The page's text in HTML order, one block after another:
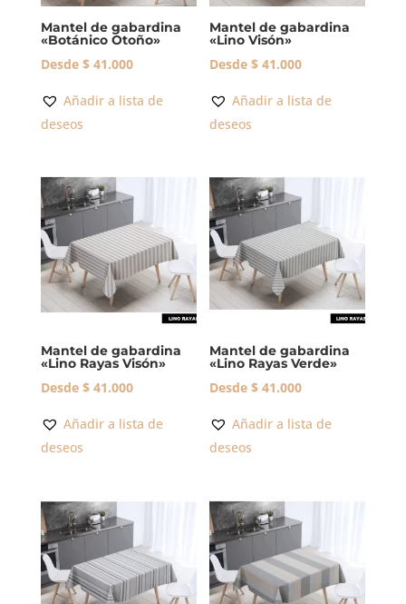
Mantel de gabardina
«Botánico Otoño»
Desde $41.000
Añadir a lista de
deseos
Mantel de gabardina
«Lino Visón»
Desde $ 41.000
Añadir a lista de
deseos
Mantel de gabardina
«Lino Rayas Visón»
Desde $41.000
Añadir a lista de
deseos
Mantel de gabardina
«Lino Rayas Verde»
Desde $ 41.000
Añadir a lista de
deseos